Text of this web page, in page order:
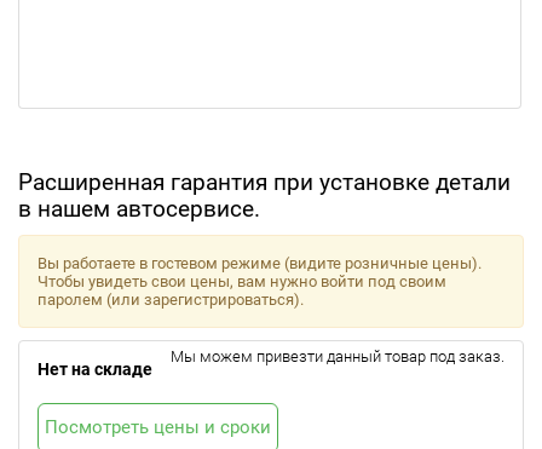
Расширенная гарантия при установке детали
в нашем автосервисе.
Вы работаете в гостевом режиме (видите розничные цены).
Чтобы увидеть свои цены, вам нужно войти под своим
паролем (или зарегистрироваться).
Нет на складе
Мы можем привезти данный товар под заказ.
Посмотреть цены и сроки